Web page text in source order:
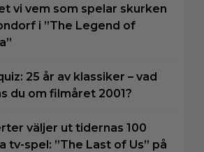
vi vem som spelar skurken
i ”The Legend of
25 år av klassiker – vad
du om filmåret 2001?
väljer ut tidernas 100
tv-spel: ”The Last of Us” på